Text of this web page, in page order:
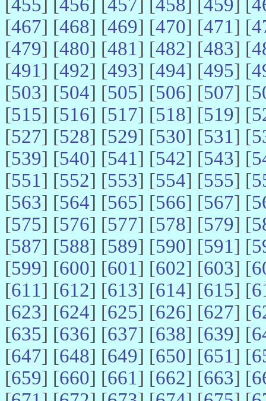
[455] [456] [457] [458] [459] [
[467] [468] [469] [470] [471] [
[479] [480] [481] [482] [483] [
[491] [492] [493] [494] [495] [
[503] [504] [505] [506] [507] [
[515] [516] [517] [518] [519] [
[527] [528] [529] [530] [531] [
[539] [540] [541] [542] [543] [
[551] [552] [553] [554] [555] [
[563] [564] [565] [566] [567] [
[575] [576] [577] [578] [579] [
[587] [588] [589] [590] [591] [
[599] [600] [601] [602] [603] [
[611] [612] [613] [614] [615] [
[623] [624] [625] [626] [627] [
[635] [636] [637] [638] [639] [
[647] [648] [649] [650] [651] [
[659] [660] [661] [662] [663] [